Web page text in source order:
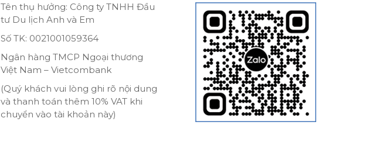
Tên thụ hưởng: Công ty TNHH Đầu
tư Du lịch Anh và Em
Số TK: 0021001059364
Ngân hàng TMCP Ngoại thương
Việt Nam – Vietcombank
(Quý khách vui lòng ghi rõ nội dung
và thanh toán thêm 10% VAT khi
chuyển vào tài khoản này)